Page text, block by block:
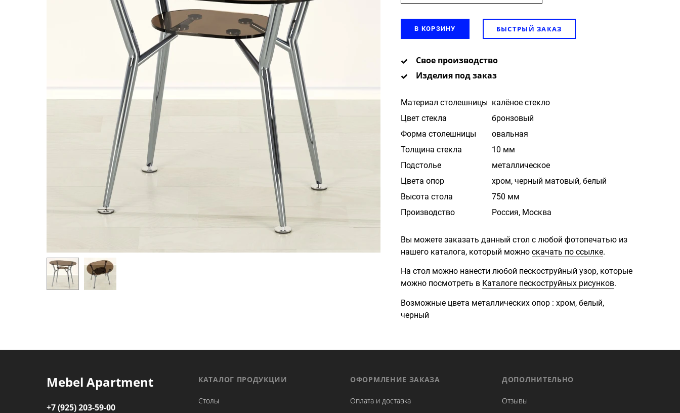
В КОРЗИНУ БЫСТРЫЙ ЗАКАЗ
Свое производство
Изделия под заказ
Материал столешницы калёное стекло
Цвет стекла
бронзовый
Форма столешницы
овальная
Толщина стекла
10 мм
Подстолье
металлическое
Цвета опор
хром, черный матовый, белый
Высота стола
750 мм
Производство
Россия, Москва
Вы можете заказать данный стол с любой фотопечатью из
нашего каталога, который можно скачать по ссылке.
На стол можно нанести любой пескоструйный узор, которые
можно посмотреть в Каталоге пескоструйных рисунков.
Возможные цвета металлических опор : хром, белый,
черный
Mebel Apartment
+7 (925) 203-59-00
КАТАЛОГ ПРОДУКЦИИ
Столы
ОФОРМЛЕНИЕ ЗАКАЗА
Оплата и доставка
ДОПОЛНИТЕЛЬНО
Отзывы